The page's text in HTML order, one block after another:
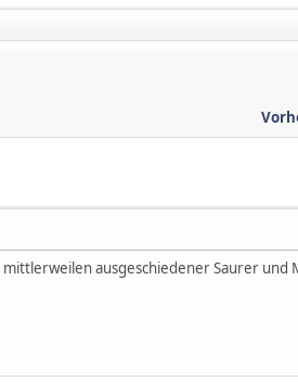
ausgeschiedener Saurer und